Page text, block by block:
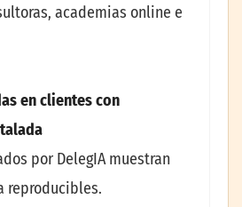
academias online e
en clientes con
por DelegIA muestran
reproducibles.